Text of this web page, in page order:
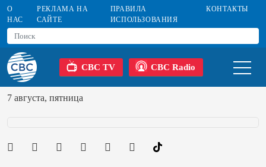
О
НАС
РЕКЛАМА НА
САЙТЕ
ПРАВИЛА
ИСПОЛЬЗОВАНИЯ
КОНТАКТЫ
CBC TV CBC Radio
7 августа, пятница